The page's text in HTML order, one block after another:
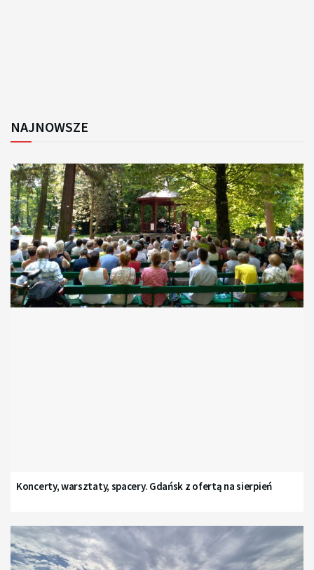
NAJNOWSZE
Koncerty, warsztaty, spacery. Gdańsk z ofertą na sierpień